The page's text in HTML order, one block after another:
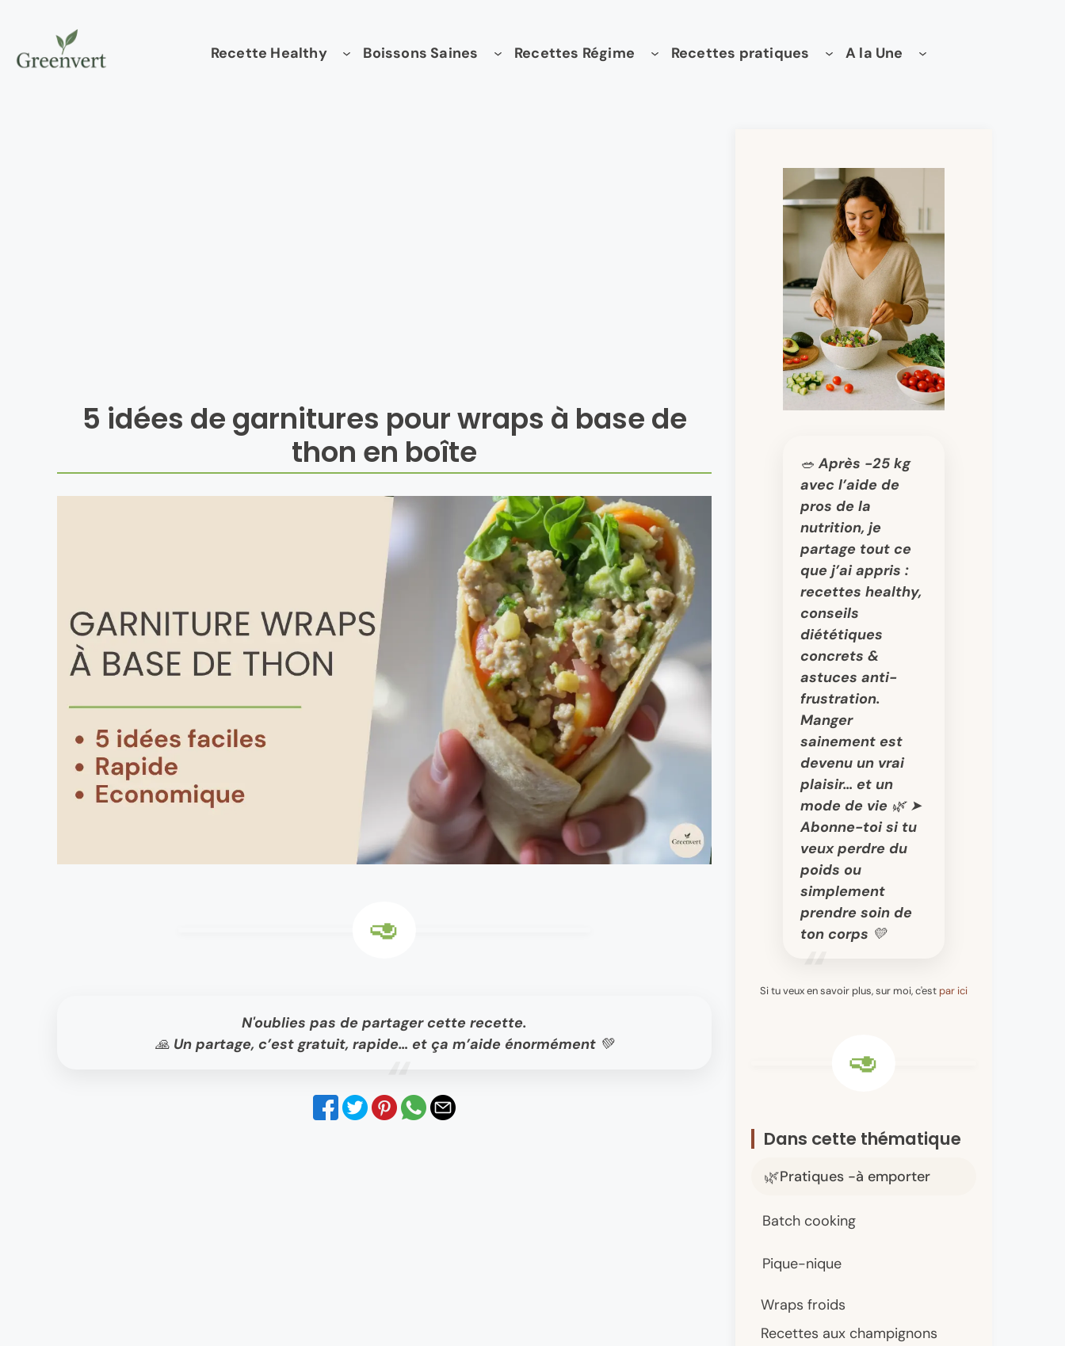
contenu
Recette Healthy Boissons Saines Recettes Régime Recettes pratiques A la Une
5 idées de garnitures pour wraps à base de
thon en boîte
N'oublies pas de partager cette recette.
🙏 Un partage, c’est gratuit, rapide… et ça m’aide énormément 💚
🥗 Après -25 kg
avec l’aide de
pros de la
nutrition, je
partage tout ce
que j’ai appris :
recettes healthy,
conseils
diététiques
concrets &
astuces anti-
frustration.
Manger
sainement est
devenu un vrai
plaisir… et un
mode de vie 🌿 ➤
Abonne-toi si tu
veux perdre du
poids ou
simplement
prendre soin de
ton corps 💛
Si tu veux en savoir plus, sur moi, c'est par ici
Dans cette thématique
Pratiques -à emporter
Batch cooking
Pique-nique
Wraps froids
Recettes aux champignons